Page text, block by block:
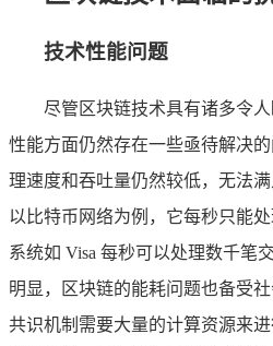
技术性能问题
尽管区块链技术具有诸多令
性能方面仍然存在一些亟待解决
理速度和吞吐量仍然较低，无法
以比特币网络为例，它每秒只能
系统如 Visa 每秒可以处理数千笔
明显，区块链的能耗问题也备受
共识机制需要大量的计算资源来